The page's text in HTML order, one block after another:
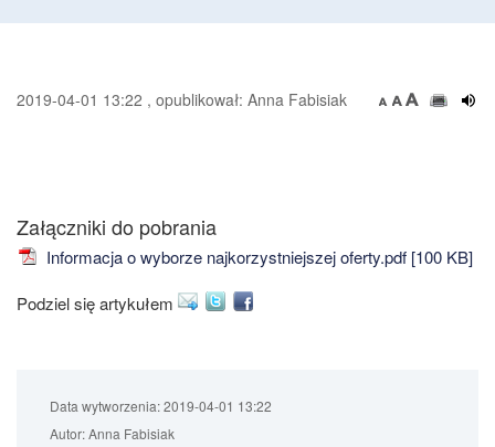
2019-04-01 13:22 , opublikował: Anna Fabisiak
Załączniki do pobrania
Informacja o wyborze najkorzystniejszej oferty.pdf [100 KB]
Podziel się artykułem
Data wytworzenia:2019-04-01 13:22
Autor:Anna Fabisiak